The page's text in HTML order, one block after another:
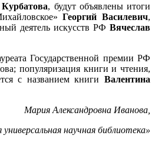
, будут объявлены итоги
Георгий Василевич,
деятель искусств РФВячеслав
Государственной премии РФ
популяризация книги и чтения,
с названием книги Валентина
Мария Александровна Иванова,
научная библиотека»